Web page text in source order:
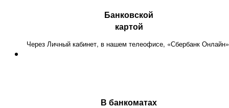
Банковской
картой
Через Личный кабинет, в нашем телеофисе, «Сбербанк
В банкоматах